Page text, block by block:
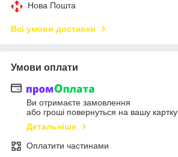
Нова Пошта
Всі умови доставки
Умови оплати
Ви отримаєте замовлення
або гроші повернуться на вашу картку
Детальніше
Оплатити частинами